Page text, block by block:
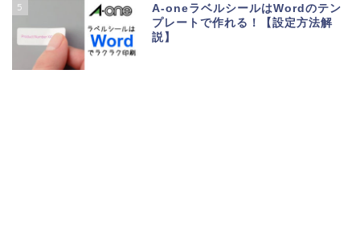
5
A-oneラベルシールはWordのテン
プレートで作れる！【設定方法解
説】